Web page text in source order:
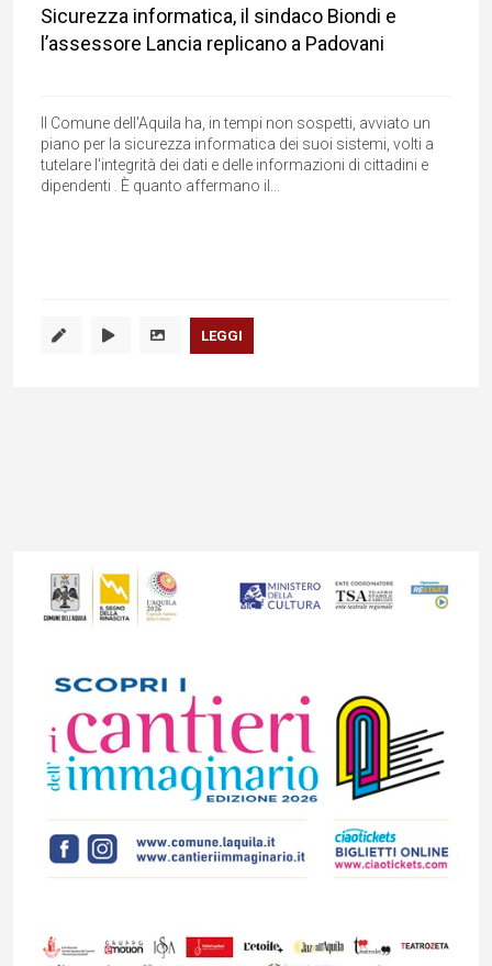
Sicurezza informatica, il sindaco Biondi e
l’assessore Lancia replicano a Padovani
Il Comune dell'Aquila ha, in tempi non sospetti, avviato un
piano per la sicurezza informatica dei suoi sistemi, volti a
tutelare l'integrità dei dati e delle informazioni di cittadini e
dipendenti . È quanto affermano il...
LEGGI